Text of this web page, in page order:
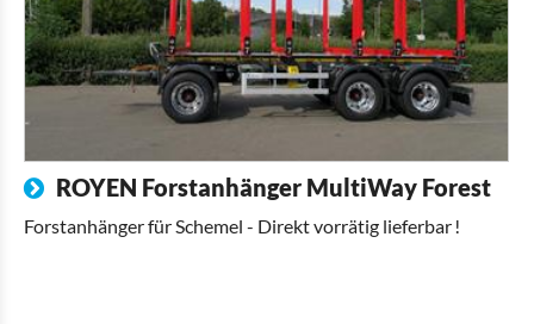
ROYEN Forstanhänger MultiWay Forest
Forstanhänger für Schemel - Direkt vorrätig lieferbar !